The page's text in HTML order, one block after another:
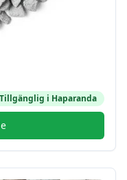
Tillgänglig i Haparanda